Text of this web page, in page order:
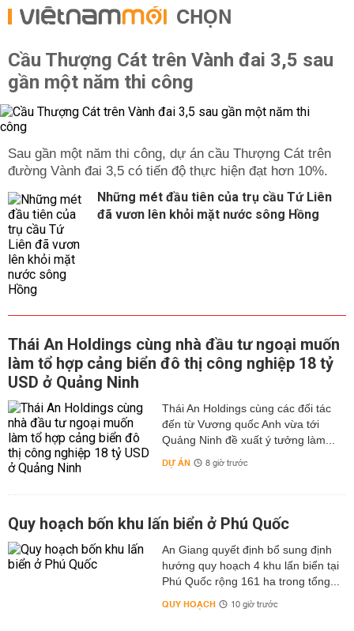
CHỌN
Cầu Thượng Cát trên Vành đai 3,5 sau
gần một năm thi công
Sau gần một năm thi công, dự án cầu Thượng Cát trên
đường Vành đai 3,5 có tiến độ thực hiện đạt hơn 10%.
Những mét đầu tiên của trụ cầu Tứ Liên
đã vươn lên khỏi mặt nước sông Hồng
Thái An Holdings cùng nhà đầu tư ngoại muốn
làm tổ hợp cảng biển đô thị công nghiệp 18 tỷ
USD ở Quảng Ninh
Thái An Holdings cùng các đối tác
đến từ Vương quốc Anh vừa tới
Quảng Ninh đề xuất ý tưởng làm...
DỰ ÁN 8 giờ trước
Quy hoạch bốn khu lấn biển ở Phú Quốc
An Giang quyết định bổ sung định
hướng quy hoạch 4 khu lấn biển tại
Phú Quốc rộng 161 ha trong tổng...
QUY HOẠCH 10 giờ trước